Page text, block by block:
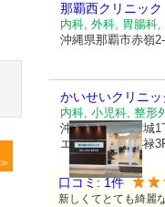
那覇西クリニック
内科, 外科, 胃腸科,
沖縄県那覇市赤嶺
かいせいクリニッ
内科, 小児科, 整形
沖縄県那覇市宮城1
エススタジオ小禄
口コミ: 1件
新しくてとても綺麗